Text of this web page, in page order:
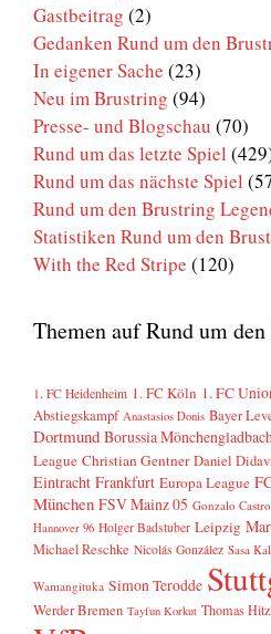
Gastbeitrag (2)
Gedanken Rund um den
In eigener Sache (23)
Neu im Brustring (94)
Presse- und Blogschau (70)
Rund um das letzte Spiel
Rund um das nächste Spiel
Rund um den Brustring
Statistiken Rund um den
With the Red Stripe (120)
Themen auf Rund um
1. FC Heidenheim 1. FC Köln 1. FC
Abstiegskampf Anastasios Donis Bayer
Dortmund Borussia
League Christian Gentner Daniel
Eintracht Frankfurt Europa League
München FSV Mainz 05 Gonzalo Castro
Hannover 96 Holger Badstuber Leipzig
Michael Reschke Nicolás González Sasa
Wamangituka Simon Terodde
Werder Bremen Tayfun Korkut Thomas